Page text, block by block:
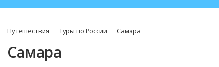
Путешествия Туры по России Самара
Самара